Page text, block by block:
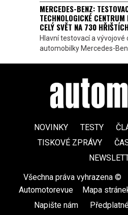
MERCEDES-BENZ:
TECHNOLOGICKÉ
CELÝ SVĚT NA 730 HŘIŠTÍCH
Hlavní testovací a vývojové
automobilky Mercedes-
NOVINKY TESTY
TISKOVÉ ZPRÁVY
Všechna práva vyhrazena ©
Automotorevue
Mapa
Napište nám